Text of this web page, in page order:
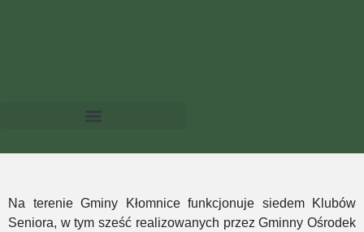
Na terenie Gminy Kłomnice funkcjonuje siedem Klubów
Seniora, w tym sześć realizowanych przez Gminny Ośrodek